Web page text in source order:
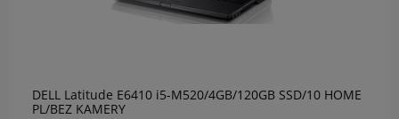
DELL Latitude E6410 i5-M520/4GB/120GB SSD/10 HOME
PL/BEZ KAMERY